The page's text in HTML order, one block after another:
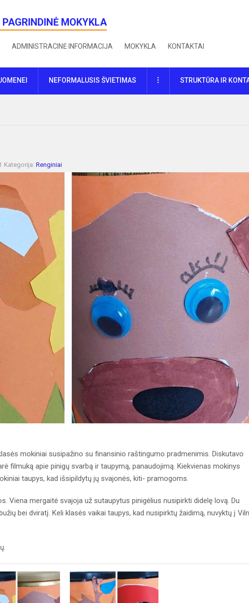
MOKYKLA
ADMINISTRACINĖ INFORMACIJA MOKYKLA KONTAKTAI
NEFORMALUSIS ŠVIETIMAS DAUGIAUSTRUKTŪRA IR
Kategorija: Renginiai
mokiniai susipažino su finansinio raštingumo pradmenimis. Diskutavo
filmuką apie pinigų svarbą ir taupymą, panaudojimą. Kiekvienas mokinys
taupys, kad išsipildytų jų svajonės, kiti- pramogoms.
Viena mergaitė svajoja už sutaupytus pinigėlius nusipirkti didelę lovą. Du
bei dviratį. Keli klasės vaikai taupys, kad nusipirktų žaidimą, nuvyktų į